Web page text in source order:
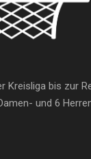
Kreisliga bis zur
und 6